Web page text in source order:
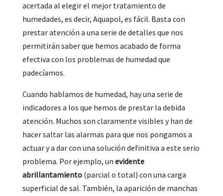
acertada al elegirel mejor tratamiento de
humedades, es decir, Aquapol, es fácil. Basta con
prestar atención a una serie de detalles que nos
permitirán saber que hemos acabado de forma
efectiva con los problemas de humedad que
padecíamos.
Cuando hablamos de humedad, hay una serie de
indicadores a los que hemos de prestar la debida
atención. Muchos son claramente visibles y han de
hacer saltar las alarmas para que nos pongamos a
actuar y a dar con una solución definitiva a este serio
problema. Por ejemplo, un evidente
abrillantamiento(parcial o total) con una carga
superficial de sal. También, la aparición de manchas